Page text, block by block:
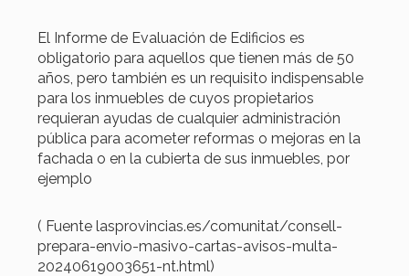
El Informe de Evaluación de Edificios es
obligatorio para aquellos que tienen más de 50
años, pero también es un requisito indispensable
para los inmuebles de cuyos propietarios
requieran ayudas de cualquier administración
pública para acometer reformas o mejoras en la
fachada o en la cubierta de sus inmuebles, por
ejemplo
( Fuente lasprovincias.es/comunitat/consell-
prepara-envio-masivo-cartas-avisos-multa-
20240619003651-nt.html)